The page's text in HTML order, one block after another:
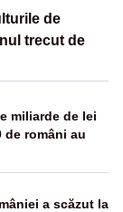
de
trecut de
miliarde de lei
de români au
a scăzut la